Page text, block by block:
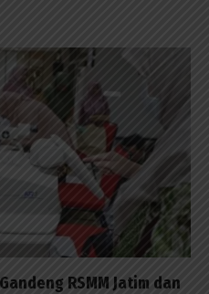
RSMM Jatim dan